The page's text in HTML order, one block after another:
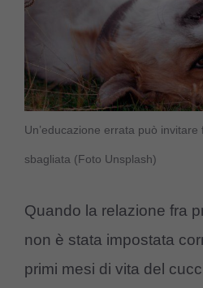
Un’educazione errata può
sbagliata (Foto Unsplash)
Quando la relazione fra
non è stata impostata
primi mesi di vita del